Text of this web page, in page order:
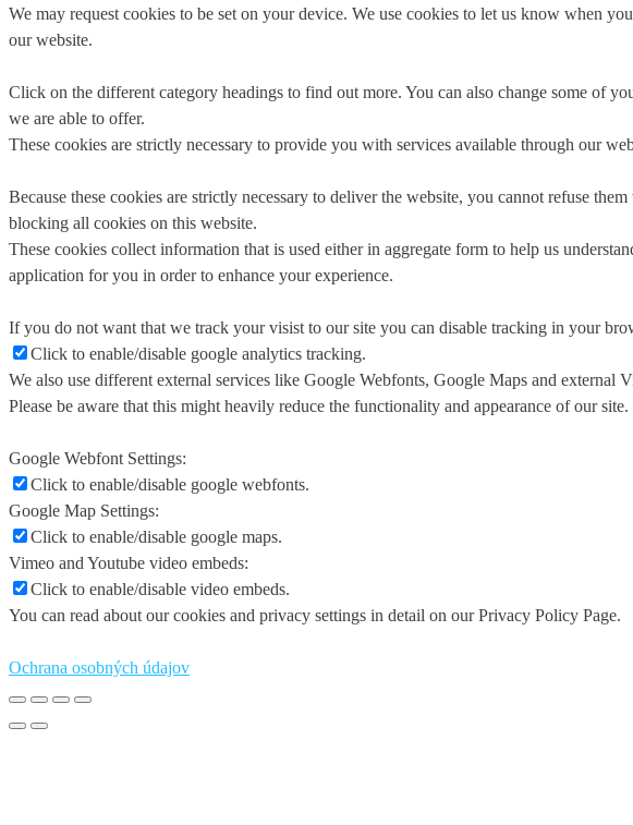
We may request cookies to be set on your device. We use cookies to let us know when
our website.
Click on the different category headings to find out more. You can also change some of
we are able to offer.
These cookies are strictly necessary to provide you with services available through our
Because these cookies are strictly necessary to deliver the website, you cannot refuse
blocking all cookies on this website.
These cookies collect information that is used either in aggregate form to help us
application for you in order to enhance your experience.
If you do not want that we track your visist to our site you can disable tracking in your
Click to enable/disable google analytics tracking.
We also use different external services like Google Webfonts, Google Maps and
Please be aware that this might heavily reduce the functionality and appearance of our
Google Webfont Settings:
Click to enable/disable google webfonts.
Google Map Settings:
Click to enable/disable google maps.
Vimeo and Youtube video embeds:
Click to enable/disable video embeds.
You can read about our cookies and privacy settings in detail on our Privacy Policy Page.
Ochrana osobných údajov